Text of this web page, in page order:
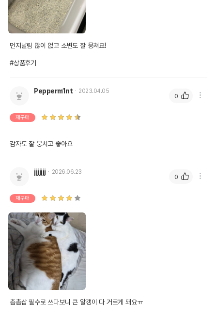
먼지날림 많이 없고 소변도 잘 뭉쳐요!
#상품후기
Pepperm1nt 2023.04.05
재구매
0
jjjjjjj 2026.06.23
재구매
촘촘삽 필수로 쓰다보니 큰 알갱이 다 거르게 돼요ㅠ
0